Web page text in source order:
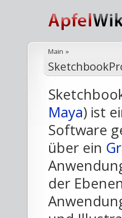
Main »
Maya) ist
Software
über ein
der